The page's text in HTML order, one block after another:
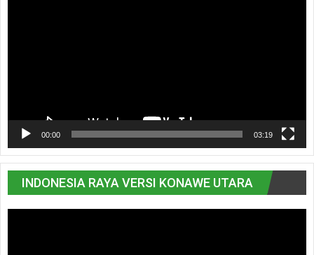
00:00 03:19
INDONESIA RAYA VERSI KONAWE UTARA